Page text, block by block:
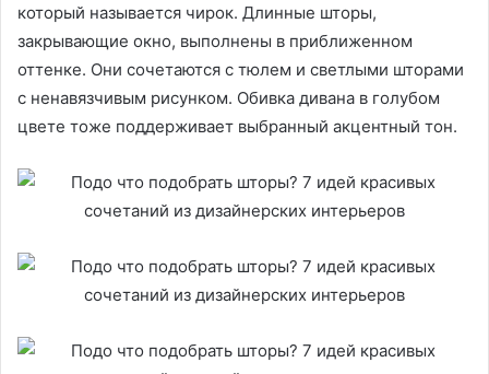
который называется чирок. Длинные шторы,
закрывающие окно, выполнены в приближенном
оттенке. Они сочетаются с тюлем и светлыми шторами
с ненавязчивым рисунком. Обивка дивана в голубом
цвете тоже поддерживает выбранный акцентный тон.